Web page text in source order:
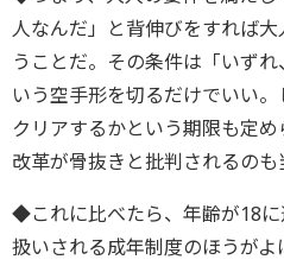
人なんだ」と背伸びをすれば
うことだ。その条件は「いず
いう空手形を切るだけでいい
クリアするかという期限も定
改革が骨抜きと批判されるのも
◆これに比べたら、年齢が18
扱いされる成年制度のほうがよ